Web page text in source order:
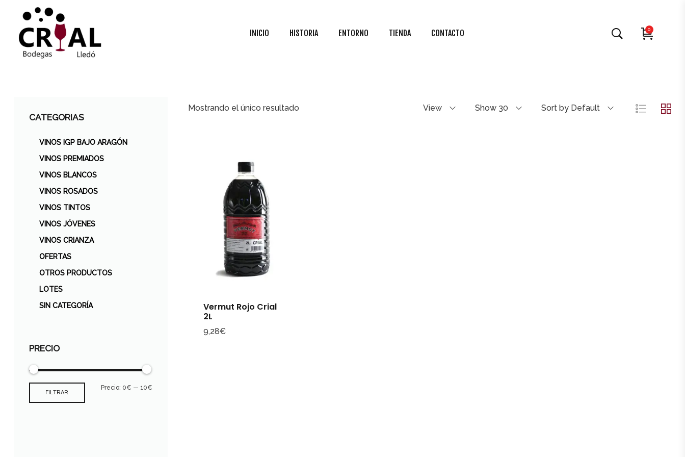
INICIO HISTORIA ENTORNO TIENDA CONTACTO 0
CATEGORIAS
VINOS IGP BAJO ARAGÓN
VINOS PREMIADOS
VINOS BLANCOS
VINOS ROSADOS
VINOS TINTOS
VINOS JÓVENES
VINOS CRIANZA
OFERTAS
OTROS PRODUCTOS
LOTES
SIN CATEGORÍA
PRECIO
FILTRAR
Precio: 0€ —10€
Mostrando el único resultado View Show 30 Sort by Default
Vermut Rojo Crial
2L
9,28€